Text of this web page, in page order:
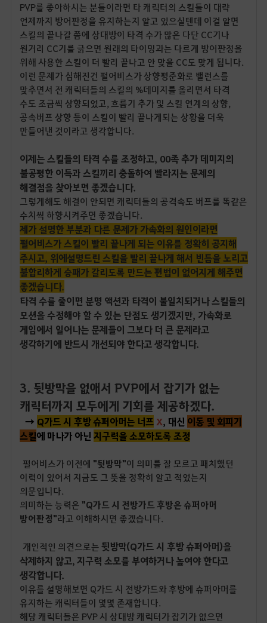
PVP를 좋아하시는 분들이라면 타 캐릭터의 스킬들이 대략
언제까지 방어판정을 유지하는지 알고 있으실텐데 이걸 알면
스킬의 끝나갈 쯤에 상대방이 타격 수가 많은 다단 CC기나
원거리 CC기를 긁으면 원래의 타이밍과는 다르게 방어판정을
위해 사용한 스킬이 더 빨리 끝나고 안 맞을 CC도 맞게 됩니다.
이런 문제가 심해진건 펄어비스가 상향평준화로 밸런스를
맞추면서 전 캐릭터들의 스킬의 %데미지를 올리면서 타격
수도 조금씩 상향되었고, 흐름기 추가 및 스킬 연계의 상향,
공속버프 상향 등이 스킬이 빨리 끝나게되는 상황을 더욱
만들어낸 것이라고 생각합니다.
이제는 스킬들의 타격 수를 조정하고, 00족 추가 데미지의
불공평한 이득과 스킬끼리 충돌하여 빨라지는 문제의
해결점을 찾아보면 좋겠습니다.
그렇게해도 해결이 안되면 캐릭터들의 공격속도 버프를 똑같은
수치씩 하향시켜주면 좋겠습니다.
제가 설명한 부분과 다른 문제가 가속화의 원인이라면
펄어비스가 스킬이 빨리 끝나게 되는 이유를 정확히 공지해
주시고, 위에설명드린 스킬을 빨리 끝나게 해서 빈틈을 노리고
불합리하게 승패가 갈리도록 만드는 편법이 없어지게 해주면
좋겠습니다.
타격 수를 줄이면 분명 액션과 타격이 불일치되거나 스킬들의
모션을 수정해야 할 수 있는 단점도 생기겠지만, 가속화로
게임에서 일어나는 문제들이 그보다 더 큰 문제라고
생각하기에 반드시 개선되야 한다고 생각합니다.
3. 뒷방막을 없애서 PVP에서 잡기가 없는
캐릭터까지 모두에게 기회를 제공하겠다.
→ Q가드 시 후방 슈퍼아머는 너프X, 대신 이동 및 회피기
스킬에 마나가 아닌 지구력을 소모하도록 조정
펄어비스가 이전에 "뒷방막"이 의미를 잘 모르고 패치했던
이력이 있어서 지금도 그 뜻을 정확히 알고 적었는지
의문입니다.
의미하는 능력은 "Q가드 시 전방가드 후방은 슈퍼아머
방어판정"라고 이해하시면 좋겠습니다.
개인적인 의견으로는 뒷방막(Q가드 시 후방 슈퍼아머)을
삭제하지 않고, 지구력 소모를 부여하거나 높여야 한다고
생각합니다.
이유를 설명해보면 Q가드 시 전방가드와 후방에 슈퍼아머를
유지하는 캐릭터들이 몇몇 존재합니다.
해당 캐릭터들은 PVP 시 상대방 캐릭터가 잡기가 없으면